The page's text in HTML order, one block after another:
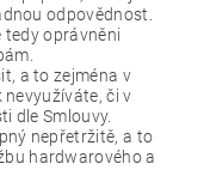
odpovědnost.
tedy oprávněni
a to zejména v
nevyužíváte, či v
dle Smlouvy.
nepřetržitě, a to
hardwarového a